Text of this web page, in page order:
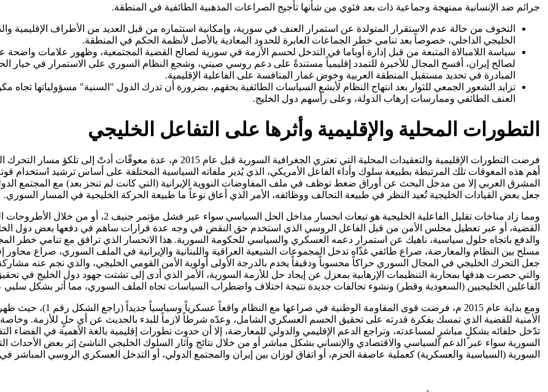
جرائم ضد الإنسانية ممنهجة وجماعية ذات بعد فئوي من شأنها تأجيج الصراعات المذهبية الطائفية في المنطقة.
التخوف من حالة عدم الاستقرار المتولدة عن استمرار العنف في سورية، وإمكانية استثماره من قبل العديد من الأطراف الإقليمية
الخليجي الداخلي، خصوصاً بعد تنامي خطر الجماعات العابرة للحدود المعادية بالأصل لأنظمة الحكم في المنطقة.
سياسة اللامبالاة المتبعة من قبل إدارة أوباما في التدخل لحسم الأزمة في سورية لصالح القضية المجتمعية، وظهور علامات واضحة
لصالح إيران، أفسح المجال للأخيرة للتمدد إقليمياً مستندةً على دعم روسي صيني، وشجع النظام السوري على الاستمرار في خيار
المبادرة في تحديد مستقبل المنطقة العربية وخوض غمار المنافسة على الفاعلية الإقليمية.
تزايد الشعور الجمعي للثوار بعد انتهاج النظام لأبشع السياسات الطائفية بحقهم، بضرورة أن تدرك الدول "السنية" مسؤولياتها
العنف الطائفي وممارسات إرهاب الدولة، وعلى رأسهم دول الخليج.
التطورات المحلية والإقليمية وأثرها على التفاعل الخليجي
فرضت التطورات الإقليمية والتعقيدات المحلية التي تعتري الجغرافية السورية
أهم هذه المعوقات تلك المرتبطة بطبيعة سلوك وأداء الفاعل الأمريكي، الذي يُدير ملفاته السياسية المختلفة على أساس ترشيد استخدام
المشرق العربي إلا من مدخل البحث عن أوراق ضغط توظف في ملف المفاوضات النووية الإيرانية (التي كانت لم تنجز بعد) مع المجتمع
جعل بعض القيادات الخليجية تُعيد النظر في طبيعة التحالف ووظائفه، الأمر الذي أعاق نوعاً ما طبيعة الحركة الخليجية في المسار السوري.
ومما زاد مناخات تقليل الفاعلية الخليجية هو تبعات
القضية، أو عبر تعطيل مجلس الأمن من قبل الفاعل الروسي الذي استخدم حق النقض في وجه عدة قرارات ساهم في دفعها بعض دول
والدفع باتجاه حلول سياسية، ناهيك عن استمرار دعمه العسكري والسياسي للحكومة السورية. هذا الانحسار الذي ترافق مع تنامي خطر
مسلح بين النظام والمعارضة، صراع طائفي غذّاه تدخل المجموعات الشيعية العراقية واللبنانية والإيرانية في الملف السوري، صراع
جعل التحرك الخليجي في المجال السوري حراكاً محسوباً ودقيقاً يخدم بالدرجة الأولى أولوية الأمن القومي الخليجي، والذي نجم عنه
والتي حصرت هدفها بمحاربة التنظيمات الإرهابية بمعزل عن إيجاد حل للأزمة السورية، الأمر الذي أدى إلى تشتت جهود دول الخليج في
الفاعلين الخليجيين (السعودية وقطر) ونشوء تحالفات جديدة نتيجة اختلاف واضطراب السياسات تجاه الملف السوري، مما أثر بشكل سلبي
ومع بداية عام 2015 م، فرضت
تدّخل حلفائه بشكلٍ مباشرٍ لمساعدته، وتراجع الدعم الإقليمي والدولي للمعارضة، إلا أن حدوث تطورات إقليمية بالغة الأهمية في الفضاء
السورية سواء عبر الدعم السياسي والاقتصادي والإنساني بشكل مباشر أو من خلال نتائج وآثار السلوك الخليجي الناشئ إثر بعض الأحداث
السورية (السياسية والعسكرية) كعملية عاصفة الحزم، أو اتفاق لوزان بين إيران والمجتمع الدولي، أو التدخل العسكري الروسي المباشر